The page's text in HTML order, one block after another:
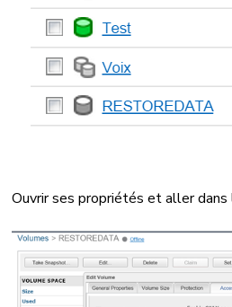
Ouvrir ses propriétés et aller dans